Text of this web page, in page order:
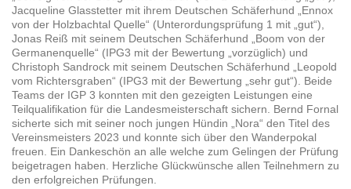
Jacqueline Glasstetter mit ihrem Deutschen Schäferhund „Ennox
von der Holzbachtal Quelle“ (Unterordungsprüfung 1 mit „gut“),
Jonas Reiß mit seinem Deutschen Schäferhund „Boom von der
Germanenquelle“ (IPG3 mit der Bewertung „vorzüglich) und
Christoph Sandrock mit seinem Deutschen Schäferhund „Leopold
vom Richtersgraben“ (IPG3 mit der Bewertung „sehr gut“). Beide
Teams der IGP 3 konnten mit den gezeigten Leistungen eine
Teilqualifikation für die Landesmeisterschaft sichern. Bernd Fornal
sicherte sich mit seiner noch jungen Hündin „Nora“ den Titel des
Vereinsmeisters 2023 und konnte sich über den Wanderpokal
freuen. Ein Dankeschön an alle welche zum Gelingen der Prüfung
beigetragen haben. Herzliche Glückwünsche allen Teilnehmern zu
den erfolgreichen Prüfungen.